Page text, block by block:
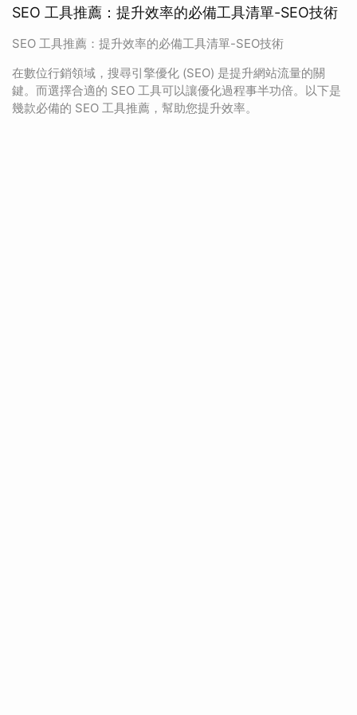
SEO 工具推薦：提升效率的必備工具清單-SEO技術
SEO 工具推薦：提升效率的必備工具清單-SEO技術
在數位行銷領域，搜尋引擎優化 (SEO) 是提升網站流量的關
鍵。而選擇合適的 SEO 工具可以讓優化過程事半功倍。以下是
幾款必備的 SEO 工具推薦，幫助您提升效率。